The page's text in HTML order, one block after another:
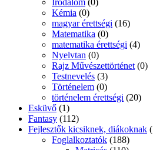
Matricás
Színezők (88)
Gyakorlók (722)
Foglalkoztatók (473)
iskolai előkészítő óvisoknak
Kártya (14)
kifestő (133)
kisiskolásoknak fejlesztő
logikai (27)
Óvodásoknak
(136)
Mondókák
Puzzle (2)
RÉSZKÉPESSÉGZAVAR
autizmus (23)